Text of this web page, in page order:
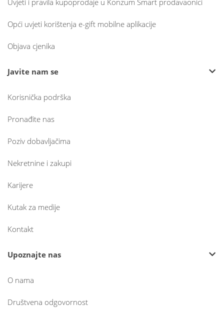
Uvjeti i pravila kupoprodaje u Konzum Smart prodavaonici
Opći uvjeti korištenja e-gift mobilne aplikacije
Objava cjenika
Javite nam se
Korisnička podrška
Pronađite nas
Poziv dobavljačima
Nekretnine i zakupi
Karijere
Kutak za medije
Kontakt
Upoznajte nas
O nama
Društvena odgovornost